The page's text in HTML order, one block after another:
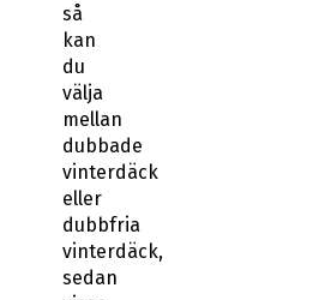
så
kan
du
välja
mellan
dubbade
vinterdäck
eller
dubbfria
vinterdäck,
sedan